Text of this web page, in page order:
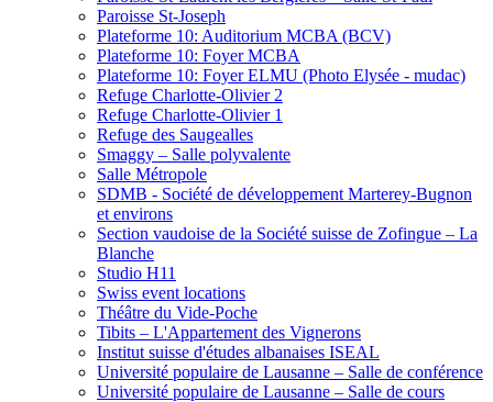
Paroisse St-Joseph
Plateforme 10: Auditorium MCBA (BCV)
Plateforme 10: Foyer MCBA
Plateforme 10: Foyer ELMU (Photo Elysée - mudac)
Refuge Charlotte-Olivier 2
Refuge Charlotte-Olivier 1
Refuge des Saugealles
Smaggy – Salle polyvalente
Salle Métropole
SDMB - Société de développement Marterey-Bugnon
et environs
Section vaudoise de la Société suisse de Zofingue – La
Blanche
Studio H11
Swiss event locations
Théâtre du Vide-Poche
Tibits – L'Appartement des Vignerons
Institut suisse d'études albanaises ISEAL
Université populaire de Lausanne – Salle de conférence
Université populaire de Lausanne – Salle de cours